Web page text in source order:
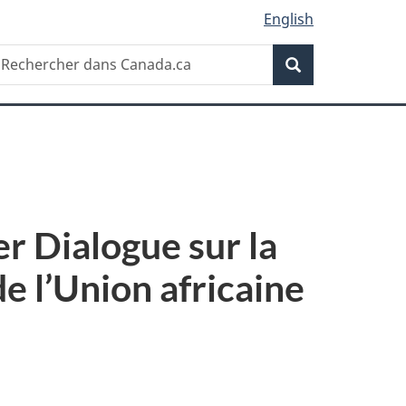
English
Recherche
Dialogue sur la
l’Union africaine